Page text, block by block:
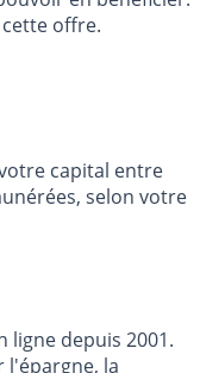
d’ouvrir un
offre.
capital entre